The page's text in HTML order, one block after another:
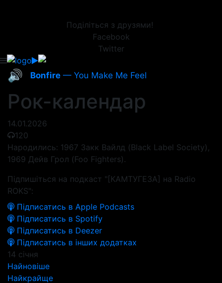
Поділіться з друзями!
Facebook
Twitter
🔊 Bonfire — You Make Me Feel
Рок-календар
14.01.2026
120
Народились: 1967 Закк Вайлд (Black Label Society),
1969 Дейв Грол (Foo Fighters).
Підпишіться на подкаст "[КАМТУГЕЗА] на Radio
ROKS":
Підписатись в Apple Podcasts
Підписатись в Spotify
Підписатись в Deezer
Підписатись в інших додатках
14 січня
Найновіше
Найкрайще